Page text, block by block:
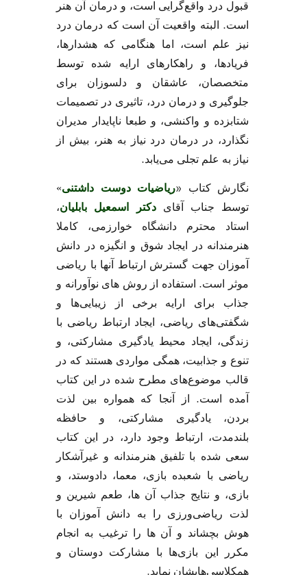
قبول درد واقع‌گرایی است، و درمان آن هنر
است.
البته واقعیت آن است که درمان درد
نیز علم است، اما هنگامی که هشدارها،
فریادها، و راهکارهای ارایه شده توسط
متخصصان، عاشقان و دلسوزان برای
جلوگیری و درمان درد، تاثیری در تصمیمات
شتابزده و واکنشی، و طبعا ناپایدار مدیران
نگذارد، در درمان درد نیاز به هنر، بیش از
نیاز به علم تجلی می‌یابد.
نگارش کتاب «ریاضیات دوست داشتنی»
توسط جناب آقایدکتر اسمعیل بابلیان،
استاد محترم دانشگاه خوارزمی، کاملا
هنرمندانه در ایجاد شوق و انگیزه در دانش
آموزان جهت گسترش ارتباط آنها با ریاضی
موثر است. استفاده از روش های نوآورانه و
جذاب برای ارایه برخی از زیبایی‌ها و
شگفتی‌های ریاضی، ایجاد ارتباط ریاضی با
زندگی، ایجاد محیط یادگیری مشارکتی، و
تنوع و جذابیت، همگی مواردی هستند که در
قالب موضوع‌های مطرح شده در این کتاب
آمده است.
از آنجا که همواره بین لذت
بردن، یادگیری مشارکتی، و حافظه
بلندمدت، ارتباط وجود دارد، در این کتاب
سعی شده با تلفیق هنرمندانه و غیرآشکار
ریاضی با شعبده بازی، معما، دادوستد، و
بازی، و نتایج جذاب آن ها، طعم شیرین و
لذت ریاضی‌ورزی را به دانش آموزان با
هوش بچشاند و آن ها را ترغیب به انجام
مکرر این بازی‌ها با مشارکت دوستان و
همکلاسی‌هایشان نماید